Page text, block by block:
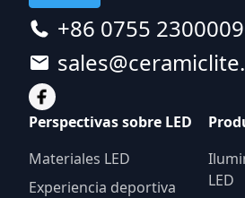
+86 0755
Perspectivas sobre LED
Materiales LED
Experiencia deportiva
LED